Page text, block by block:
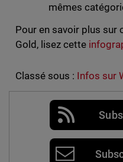
mêmes
Pour en savoir plus sur
Gold, lisez cette
Classé sous : Infos sur